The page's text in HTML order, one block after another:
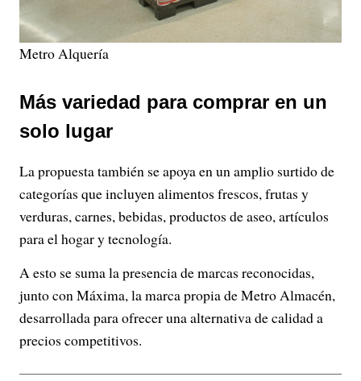
Metro Alquería
Más variedad para comprar en un
solo lugar
La propuesta también se apoya en un amplio surtido de
categorías que incluyen alimentos frescos, frutas y
verduras, carnes, bebidas, productos de aseo, artículos
para el hogar y tecnología.
A esto se suma la presencia de marcas reconocidas,
junto con Máxima, la marca propia de Metro Almacén,
desarrollada para ofrecer una alternativa de calidad a
precios competitivos.